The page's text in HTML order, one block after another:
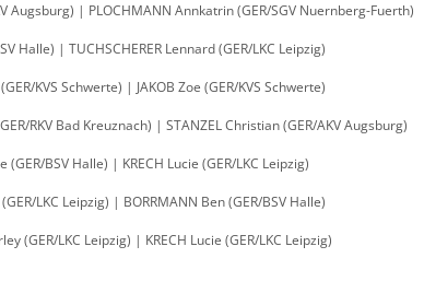
Augsburg) | PLOCHMANN Annkatrin (GER/SGV Nuernberg-Fuerth)
Halle) | TUCHSCHERER Lennard (GER/LKC Leipzig)
KVS Schwerte) | JAKOB Zoe (GER/KVS Schwerte)
RKV Bad Kreuznach) | STANZEL Christian (GER/AKV Augsburg)
BSV Halle) | KRECH Lucie (GER/LKC Leipzig)
LKC Leipzig) | BORRMANN Ben (GER/BSV Halle)
(GER/LKC Leipzig) | KRECH Lucie (GER/LKC Leipzig)